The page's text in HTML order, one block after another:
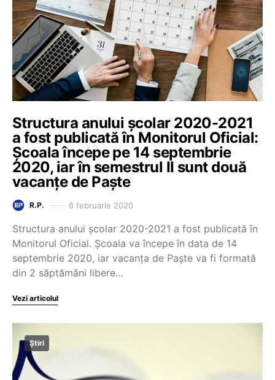
Structura anului școlar 2020-2021
a fost publicată în Monitorul Oficial:
Școala începe pe 14 septembrie
2020, iar în semestrul II sunt două
vacanțe de Paște
R.P. 6 februarie 2020
Structura anului școlar 2020-2021 a fost publicată în
Monitorul Oficial. Școala va începe în data de 14
septembrie 2020, iar vacanța de Paște va fi formată
din 2 săptămâni libere…
Vezi articolul
Știri